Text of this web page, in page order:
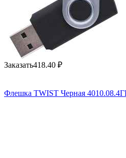
Заказать418.40 ₽
Флешка TWIST Черная